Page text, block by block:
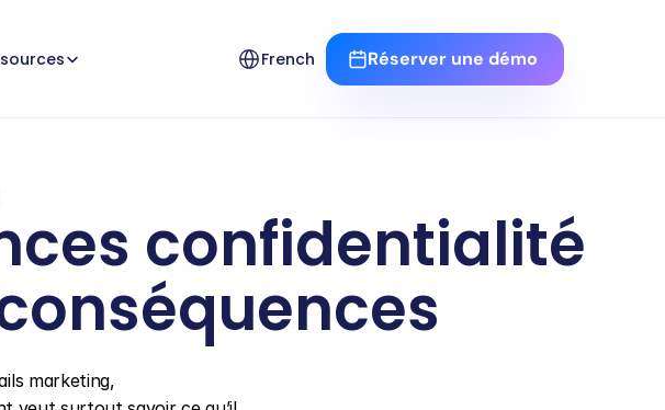
Select Language
French Réserver une démo
confidentialité
marketing,